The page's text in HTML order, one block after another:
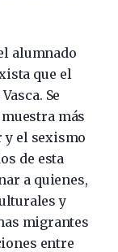
alumnado
que el
Se
más
el sexismo
de esta
a quienes,
y
migrantes
entre